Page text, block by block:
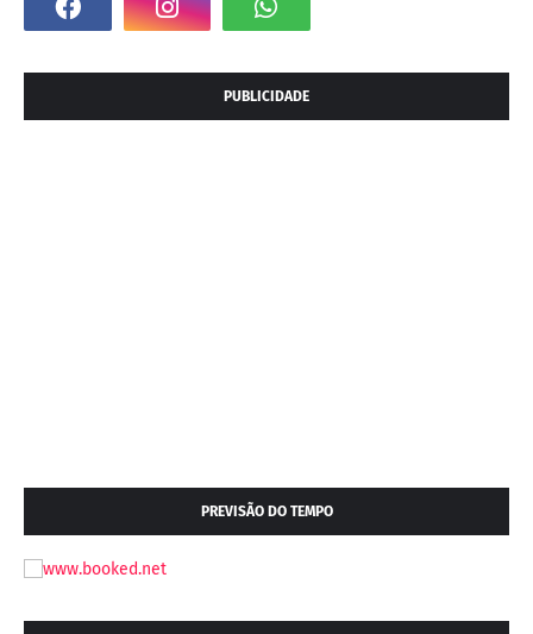
PUBLICIDADE
PREVISÃO DO TEMPO